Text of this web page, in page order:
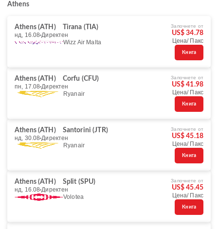
Athens
Athens (ATH)
Tirana (TIA)
нд, 16.08 Директен
Wizz Air Malta
Започнете от
US$ 34.78
Цена/ Пакс
Книга
Athens (ATH)
Corfu (CFU)
пн, 17.08 Директен
Ryanair
Започнете от
US$ 41.98
Цена/ Пакс
Книга
Athens (ATH)
Santorini (JTR)
нд, 30.08 Директен
Ryanair
Започнете от
US$ 45.18
Цена/ Пакс
Книга
Athens (ATH)
Split (SPU)
нд, 16.08 Директен
Volotea
Започнете от
US$ 45.45
Цена/ Пакс
Книга